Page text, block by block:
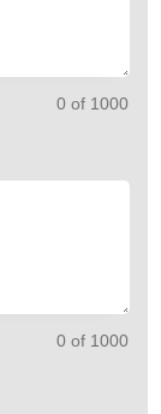
0 of 1000
0 of 1000